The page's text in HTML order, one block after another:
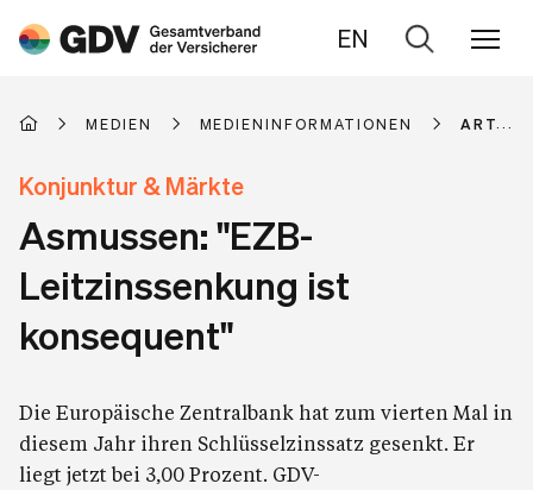
EN
Zur
MEDIEN MEDIENINFORMATIONEN
Konjunktur & Märkte
Asmussen: "EZB-
Leitzinssenkung ist
konsequent"
Die Europäische Zentralbank hat zum vierten Mal in
diesem Jahr ihren Schlüsselzinssatz gesenkt. Er
liegt jetzt bei 3,00 Prozent. GDV-